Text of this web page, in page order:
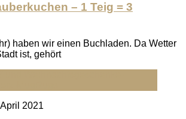
– 1 Teig = 3
haben wir einen Buchladen. Da Wetter
ist, gehört
2021